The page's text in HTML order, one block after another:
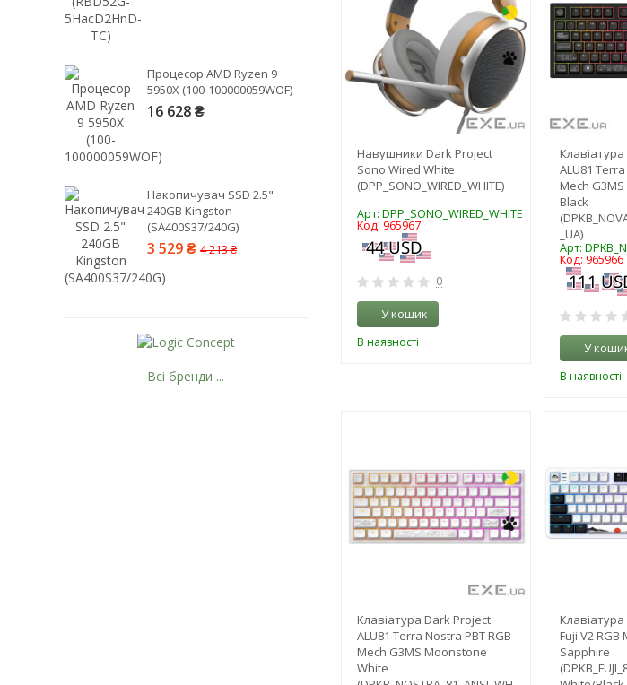
Навушники Dark Project
Sono Wired White
(DPP_SONO_WIRED_WHITE)
Арт: DPP_SONO_WIRED_WHITE
Код: 965967
0
У кошик
В наявності
ALU81
Mech
Black
_UA)
Арт:
Код: 965966
У
В наявності
Клавіатура Dark Project
ALU81 Terra Nostra PBT RGB
Mech G3MS Moonstone
White
Fuji V2 RGB
Sapphire
Процесор AMD Ryzen 9
5950X (100-100000059WOF)
16 628 ₴
Накопичувач SSD 2.5"
240GB Kingston
(SA400S37/240G)
3 529 ₴ 4 213 ₴
Всі бренди ...